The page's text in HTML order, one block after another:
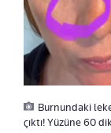
Burnundaki
çıktı! Yüzüne 60